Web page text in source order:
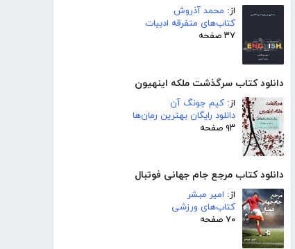
از: محمد آذروش
کتاب‌های متفرقه ادبیات
۳۷ صفحه
دانلود کتاب سرگذشت ملکه اینهیون
از: کیم جونگ آن
دانلود رایگان بهترین رمان‌ها
۹۳ صفحه
دانلود کتاب مرجع جام جهانی فوتبال
از: امیر مبشر
کتاب‌های ورزشی
۷۰ صفحه